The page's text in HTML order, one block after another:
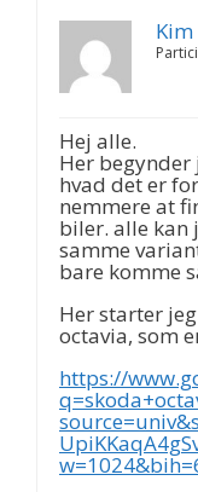
Kim
Hej alle.
Her begynder
hvad det er
nemmere at
biler. alle kan
samme
bare komme
Her starter
octavia, som
https://